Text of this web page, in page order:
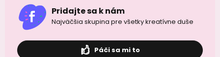
Pridajte sa k nám
Najväčšia skupina pre všetky kreatívne duše
Páči sa mi to